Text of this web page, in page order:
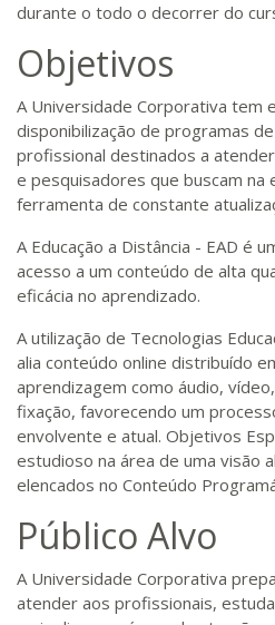
durante o todo o decorrer do
Objetivos
A Universidade Corporativa tem
disponibilização de programas
profissional destinados a
e pesquisadores que buscam na
ferramenta de constante
A Educação a Distância - EAD é
acesso a um conteúdo de alta
eficácia no aprendizado.
A utilização de Tecnologias
alia conteúdo online distribuído
aprendizagem como áudio,
fixação, favorecendo um
envolvente e atual. Objetivos
estudioso na área de uma visão
elencados no Conteúdo
Público Alvo
A Universidade Corporativa
atender aos profissionais,